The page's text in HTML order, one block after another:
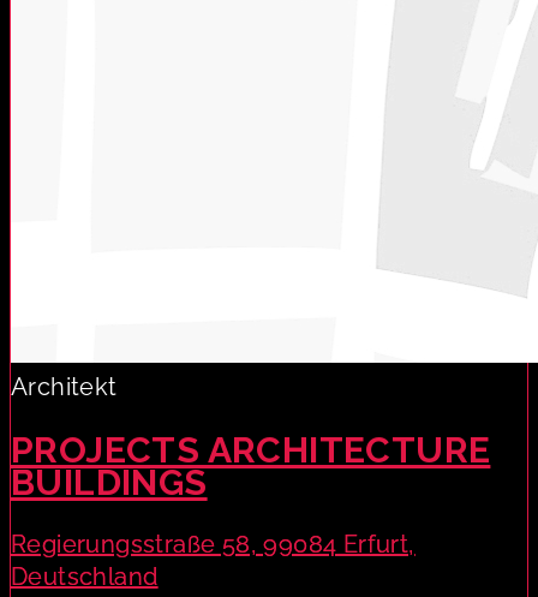
Architekt
PROJECTS ARCHITECTURE
BUILDINGS
Regierungsstraße 58, 99084 Erfurt,
Deutschland